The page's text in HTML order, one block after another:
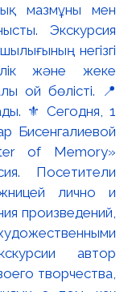
мазмұны мен
Экскурсия
негізгі
және жеке
ой бөлісті. 📍
⚜️ Сегодня, 1
Бисенгалиевой
of Memory»
Посетители
лично и
произведений,
автор
творчества,